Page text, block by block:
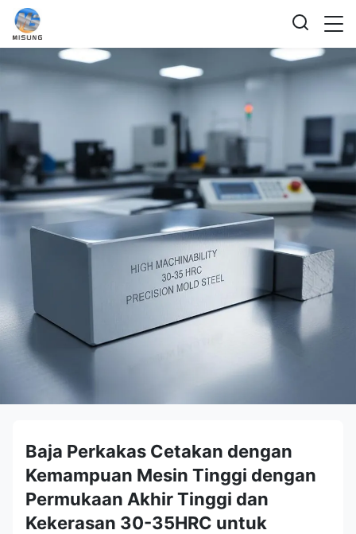
Baja Perkakas Cetakan dengan
Kemampuan Mesin Tinggi dengan
Permukaan Akhir Tinggi dan
Kekerasan 30-35HRC untuk